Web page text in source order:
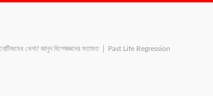
খেলা? জানুন বিশেষজ্ঞদের মতামত │ Past Life Regression